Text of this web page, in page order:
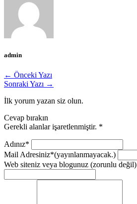
admin
← Önceki Yazı
Sonraki Yazı →
İlk yorum yazan siz olun.
Cevap bırakın
Gerekli alanlar işaretlenmiştir. *
Adınız*
Mail Adresiniz*(yayınlanmayacak.)
Web siteniz veya blogunuz (zorunlu değil)